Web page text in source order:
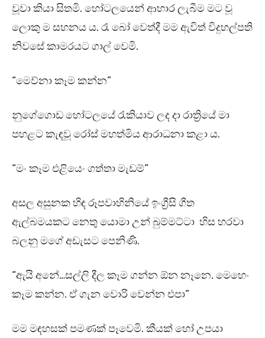
වූවා කියා සිතමි. හෝටලයෙන් ආහාර ලැබීම මට වූ
ලොකු ම සහනය ය. රෑ බෝ වෙත්දී මම ඇවිත් විදුහල්පති
නිවසේ කාමරයට ගාල් වෙමි.
“මෙව්නා කෑම කන්න”
නුගේගොඩ හෝටලයේ රැකියාව ලද දා රාත්‍රියේ මා
පහළට කැඳවූ රෝස් මහත්මිය ආරාධනා කළා ය.
“මං කෑම එළියෙං ගත්තා මැඩම්”
අසල අසුනක හිඳ රූපවාහිනියේ ඉංග්‍රීසි ගීත
ඇල්බමයකට නෙතු යොමා උන් බුම්මට්ටා හිස හරවා
බලනු මගේ අඩැසට පෙනිණි.
“ඇයි අනේ…සල්ලි දීල කෑම ගන්න ඕන නෑනෙ. මෙහෙං
කෑම කන්න. ඒ ගැන වොරි වෙන්න එපා”
මම මඳහසක් පමණක් පෑවෙමි. කීයක් හෝ උපයා